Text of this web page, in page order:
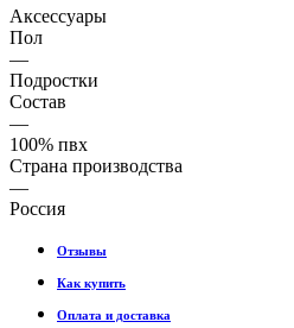
Аксессуары
Пол
—
Подростки
Состав
—
100% пвх
Страна производства
—
Россия
Отзывы
Как купить
Оплата и доставка